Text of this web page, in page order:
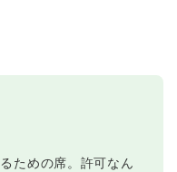
ための席。許可なん